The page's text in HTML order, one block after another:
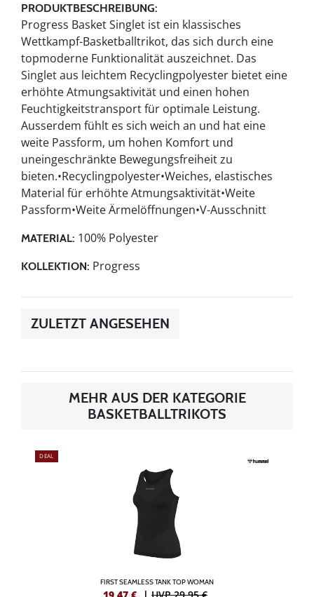
PRODUKTBESCHREIBUNG:
Progress Basket Singlet ist ein klassisches
Wettkampf-Basketballtrikot, das sich durch eine
topmoderne Funktionalität auszeichnet. Das
Singlet aus leichtem Recyclingpolyester bietet eine
erhöhte Atmungsaktivität und einen hohen
Feuchtigkeitstransport für optimale Leistung.
Ausserdem fühlt es sich weich an und hat eine
weite Passform, um hohen Komfort und
uneingeschränkte Bewegungsfreiheit zu
bieten.•Recyclingpolyester•Weiches, elastisches
Material für erhöhte Atmungsaktivität•Weite
Passform•Weite Ärmelöffnungen•V-Ausschnitt
MATERIAL: 100% Polyester
KOLLEKTION: Progress
ZULETZT ANGESEHEN
MEHR AUS DER KATEGORIE
BASKETBALLTRIKOTS
DEAL
FIRST SEAMLESS TANK TOP WOMAN